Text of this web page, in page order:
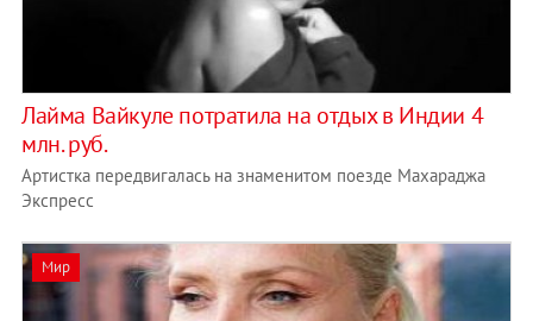
Лайма Вайкуле потратила на отдых в Индии 4
млн. руб.
Артистка передвигалась на знаменитом поезде Махараджа
Экспресс
Мир